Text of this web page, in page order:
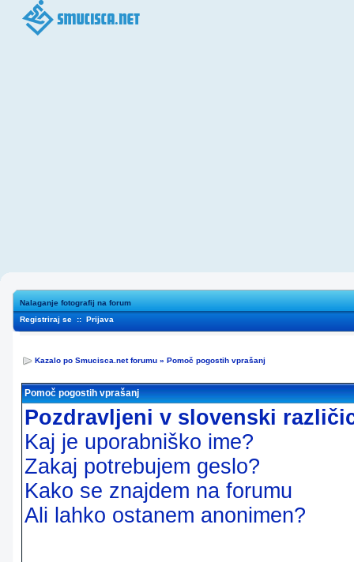
Nalaganje fotografij na forum
Registriraj se :: Prijava
Kazalo po Smucisca.net forumu » Pomoč pogostih vprašanj
Pomoč pogostih vprašanj
Pozdravljeni v slovenski
Kaj je uporabniško ime?
Zakaj potrebujem geslo?
Kako se znajdem na forumu
Ali lahko ostanem anonimen?